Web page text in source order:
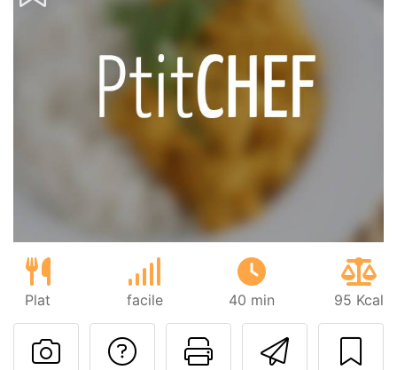
Plat facile 40 min 95 Kcal
Imprimer
Poser une